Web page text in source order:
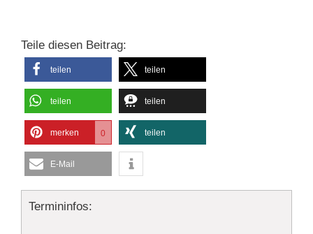
Teile diesen Beitrag:
teilen teilen
teilen teilen
merken 0 teilen
E-Mail
Termininfos: